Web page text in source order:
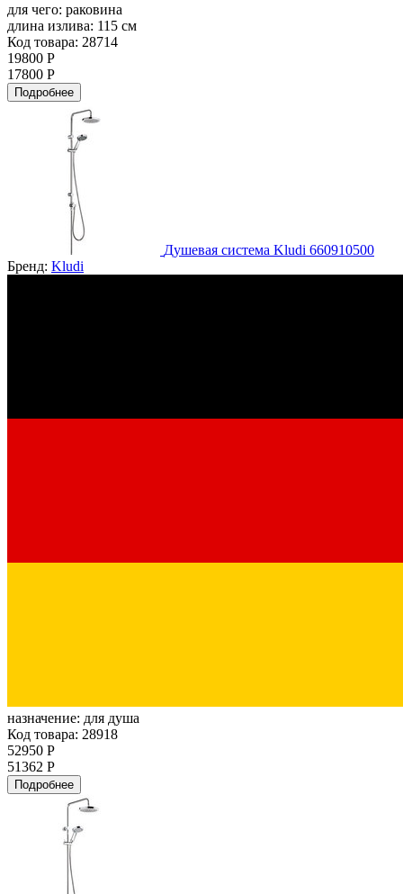
для чего: раковина
длина излива: 115 см
Код товара: 28714
19800 Р
17800 Р
Подробнее
Душевая система Kludi 660910500
Бренд: Kludi
назначение: для душа
Код товара: 28918
52950 Р
51362 Р
Подробнее